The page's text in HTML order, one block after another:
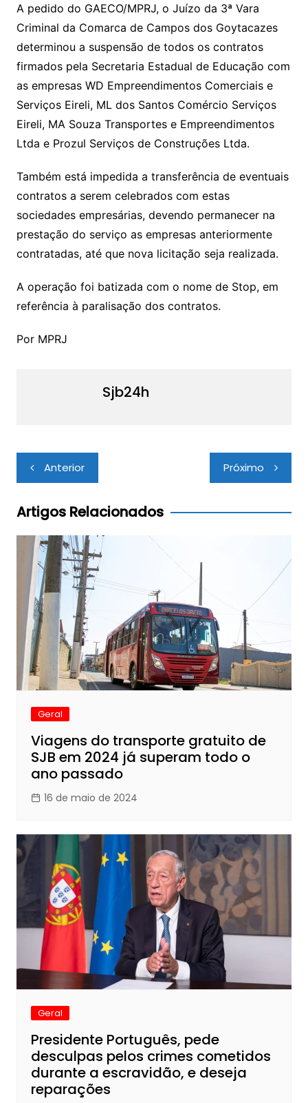
A pedido do GAECO/MPRJ, o Juízo da 3ª Vara
Criminal da Comarca de Campos dos Goytacazes
determinou a suspensão de todos os contratos
firmados pela Secretaria Estadual de Educação com
as empresas WD Empreendimentos Comerciais e
Serviços Eireli, ML dos Santos Comércio Serviços
Eireli, MA Souza Transportes e Empreendimentos
Ltda e Prozul Serviços de Construções Ltda.
Também está impedida a transferência de eventuais
contratos a serem celebrados com estas
sociedades empresárias, devendo permanecer na
prestação do serviço as empresas anteriormente
contratadas, até que nova licitação seja realizada.
A operação foi batizada com o nome de Stop, em
referência à paralisação dos contratos.
Por MPRJ
Sjb24h
Navegação
de
Post
Anterior Próximo
Artigos Relacionados
Geral
Viagens do transporte gratuito de
SJB em 2024 já superam todo o
ano passado
16 de maio de 2024
Geral
Presidente Português, pede
desculpas pelos crimes cometidos
durante a escravidão, e deseja
reparações